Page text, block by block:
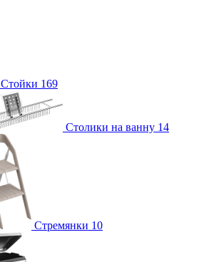
Стойки 169
Столики на ванну 14
Стремянки 10